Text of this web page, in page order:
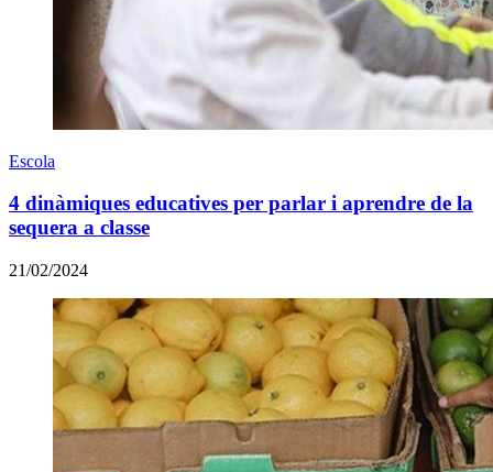
Escola
4 dinàmiques educatives per parlar i aprendre de la
sequera a classe
21/02/2024